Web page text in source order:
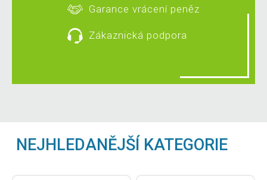
Garance vrácení peněz
Zákaznická podpora
NEJHLEDANĚJŠÍ KATEGORIE